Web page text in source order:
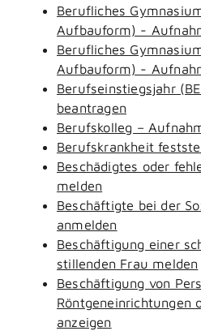
Berufliches
Aufbauform) -
Berufliches
Aufbauform) -
Berufseinstiegsjahr
beantragen
Berufskolleg –
Berufskrankheit
Beschädigtes oder
melden
Beschäftigte bei der
anmelden
Beschäftigung einer
stillenden Frau melden
Beschäftigung von
Röntgeneinrichtungen
anzeigen